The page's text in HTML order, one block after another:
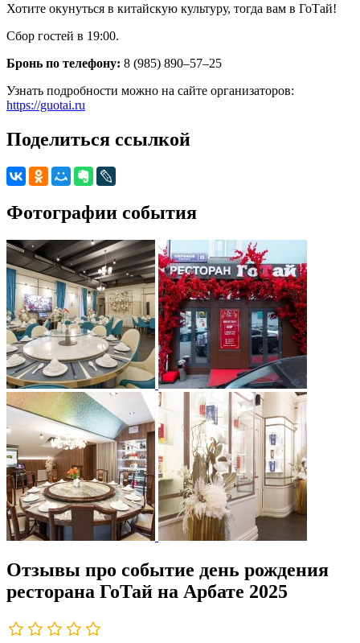
Хотите окунуться в китайскую культуру, тогда вам в ГоТай!
Сбор гостей в 19:00.
Бронь по телефону: 8 (985) 890–57–25
Узнать подробности можно на сайте организаторов:
https://guotai.ru
Поделиться ссылкой
Фотографии события
Отзывы про событие день рождения
ресторана ГоТай на Арбате 2025